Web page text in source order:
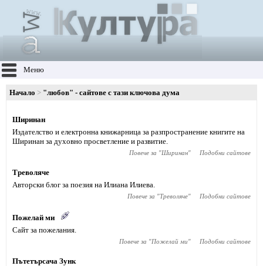
Меню
Начало "любов" - сайтове с тази ключова дума
Ширинан
Издателство и електронна книжарница за разпространение книгите на
Ширинан за духовно просветление и развитие.
Повече за "Ширинан" Подобни сайтове
Треволяче
Авторски блог за поезия на Илиана Илиева.
Повече за "Треволяче" Подобни сайтове
Пожелай ми
Сайт за пожелания.
Повече за "Пожелай ми" Подобни сайтове
Пътетърсача Зунк